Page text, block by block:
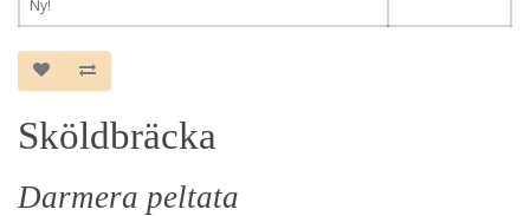
Ny!
Sköldbräcka
Darmera peltata